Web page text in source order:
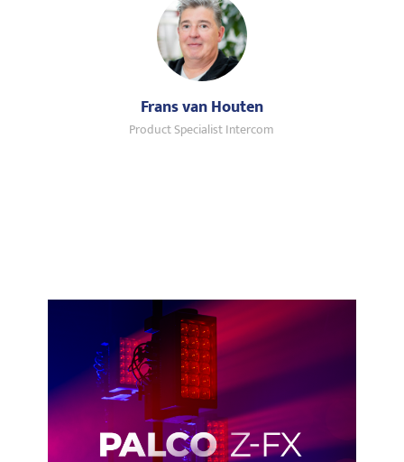
Frans van Houten
Product Specialist Intercom